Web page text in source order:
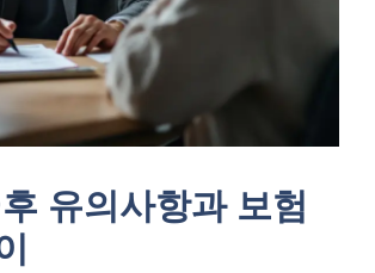
유의사항과 보험